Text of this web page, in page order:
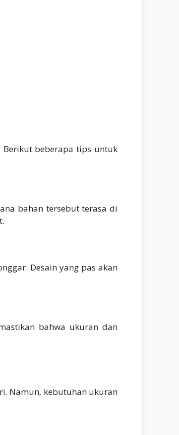
Berikut beberapa tips untuk
bahan tersebut terasa di
Desain yang pas akan
bahwa ukuran dan
Namun, kebutuhan ukuran